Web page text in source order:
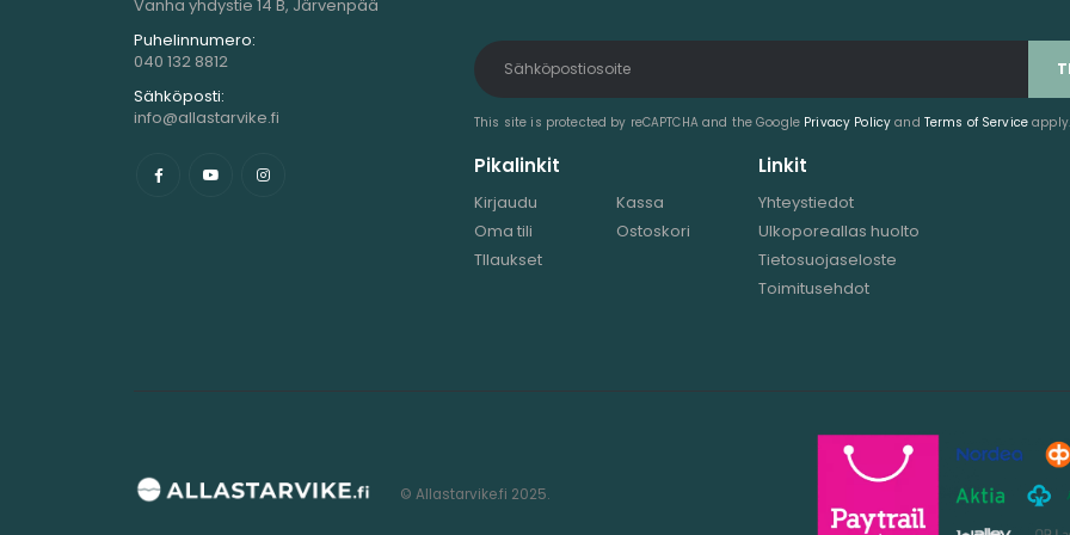
Vanha yhdystie 14 B, Järvenpää
Puhelinnumero:
040 132 8812
Sähköposti:
info@allastarvike.fi
This site is protected by reCAPTCHA and the Google Privacy Policy and Terms of Service
Pikalinkit
Kirjaudu
Oma tili
TIlaukset
Kassa
Ostoskori
Linkit
Yhteystiedot
Ulkoporeallas huolto
Tietosuojaseloste
Toimitusehdot
© Allastarvike.fi 2025.